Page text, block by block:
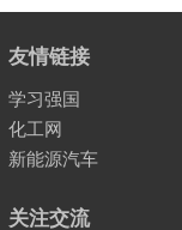
友情链接
学习强国
化工网
新能源汽车
关注交流